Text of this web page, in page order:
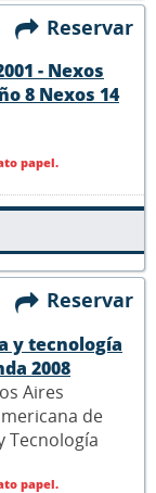
Reservar
- Nexos
8 Nexos 14
papel.
Reservar
y tecnología
2008
Aires
de
Tecnología
papel.